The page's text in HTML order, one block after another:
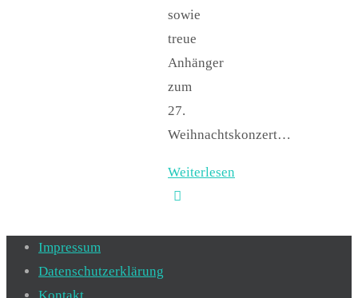
sowie
treue
Anhänger
zum
27.
Weihnachtskonzert…
Weiterlesen
Impressum
Datenschutzerklärung